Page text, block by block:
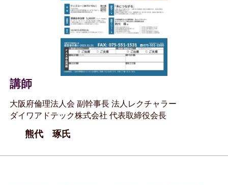
講師
大阪府倫理法人会 副幹事長 法人レクチャラー
ダイワアドテック株式会社 代表取締役会長
熊代 琢氏